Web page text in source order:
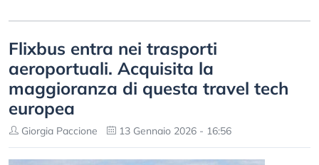
Flixbus entra nei trasporti
aeroportuali. Acquisita la
maggioranza di questa travel tech
europea
Giorgia Paccione 13 Gennaio 2026 - 16:56